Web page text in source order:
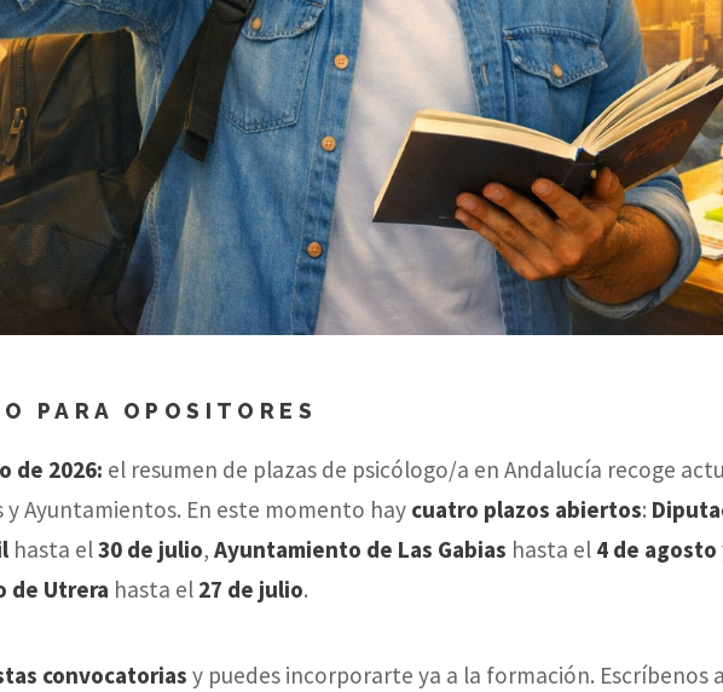
PARA OPOSITORES
de 2026: el resumen de plazas de psicólogo/a en Andalucía recoge
Ayuntamientos. En este momento hay cuatro plazos abiertos:
hasta el30 de julio, Ayuntamiento de Las Gabias hasta el 4 de agosto
de Utrera hasta el 27 de julio.
convocatorias y puedes incorporarte ya a la formación. Escríbenos